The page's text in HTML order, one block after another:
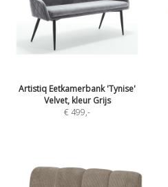
Artistiq Eetkamerbank 'Tynise'
Velvet, kleur Grijs
€ 499,-